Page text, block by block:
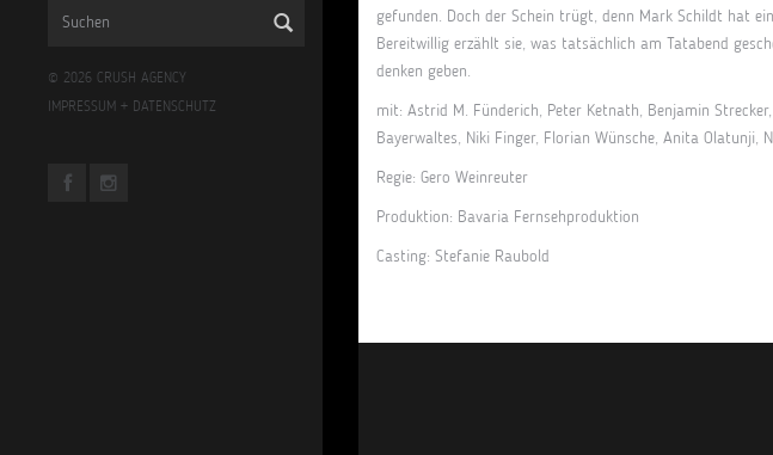
© 2026 CRUSH AGENCY
IMPRESSUM + DATENSCHUTZ
gefunden. Doch der Schein trügt, denn Mark Schildt hat
Bereitwillig erzählt sie, was tatsächlich am Tatabend
denken geben.
mit: Astrid M. Fünderich, Peter Ketnath, Benjamin
Bayerwaltes, Niki Finger, Florian Wünsche, Anita Olatunji,
Regie: Gero Weinreuter
Produktion: Bavaria Fernsehproduktion
Casting: Stefanie Raubold